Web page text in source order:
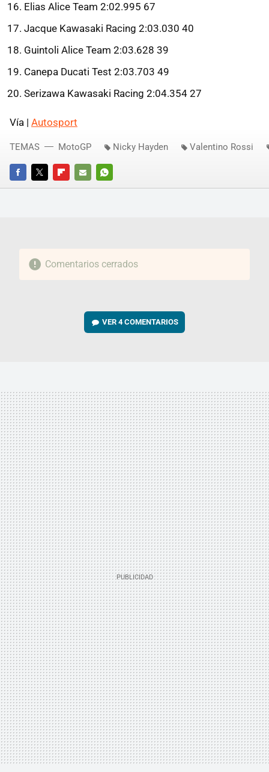
Elias Alice Team 2:02.995 67
Jacque Kawasaki Racing 2:03.030 40
Guintoli Alice Team 2:03.628 39
Canepa Ducati Test 2:03.703 49
Serizawa Kawasaki Racing 2:04.354 27
Vía | Autosport
FACEBOOKTWITTERFLIPBOARD
E-
WHATSAPP
TEMAS MotoGP Nicky Hayden Valentino Rossi
Comentarios cerrados
VER4 COMENTARIOS